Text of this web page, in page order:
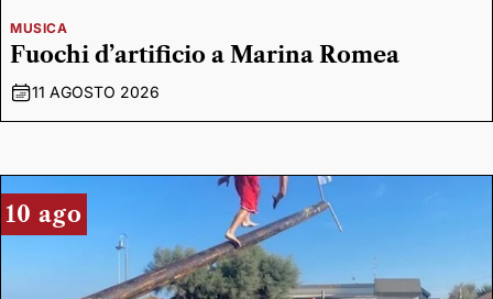
MUSICA
Fuochi d’artificio a Marina Romea
11 AGOSTO 2026
10 ago